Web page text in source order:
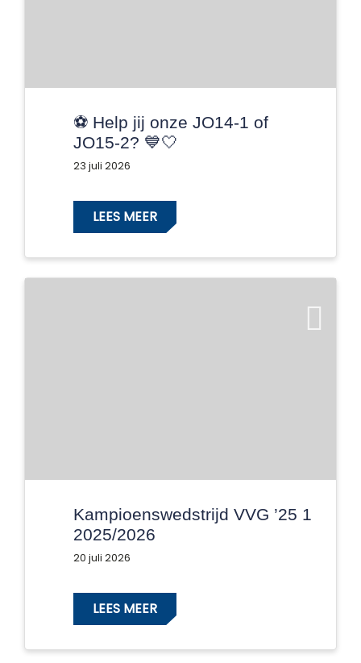
⚽️ Help jij onze JO14-1 of
JO15-2? 💙🤍
23 juli 2026
LEES MEER
Kampioenswedstrijd VVG ’25 1
2025/2026
20 juli 2026
LEES MEER